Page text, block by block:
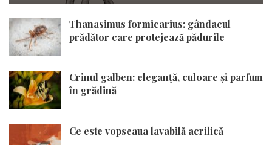
Thanasimus formicarius: gândacul
prădător care protejează pădurile
Crinul galben: eleganță, culoare și parfum
în grădină
Ce este vopseaua lavabilă acrilică